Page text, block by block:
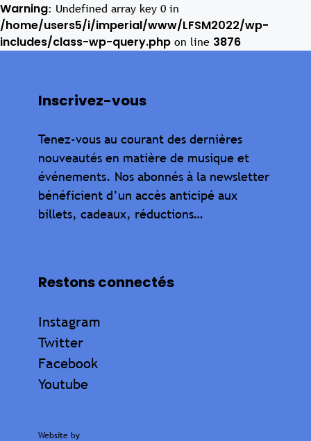
Warning: Undefined array key 0 in
/home/users5/i/imperial/www/LFSM2022/wp-
includes/class-wp-query.php on line 3876
Inscrivez-vous
Tenez-vous au courant des dernières
nouveautés en matière de musique et
événements. Nos abonnés à la newsletter
bénéficient d’un accès anticipé aux
billets, cadeaux, réductions…
Restons connectés
Instagram
Twitter
Facebook
Youtube
Website by